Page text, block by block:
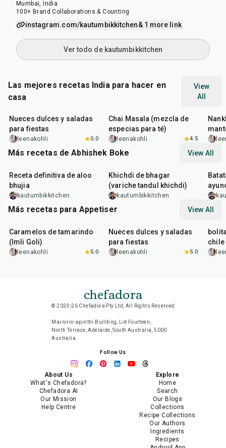
Mumbai, India
100+ Brand Collaborations & Counting
instagram.com/kautumbikkitchen& 1 more link
Ver todo de kautumbikkitchen
Las mejores recetas India para hacer en
casa
View
All
15min
Nueces dulces y saladas
para fiestas
leenakohli 5.0
Chai Masala (mezcla de
especias para té)
leenakohli 4.5
Más recetas de Abhishek Boke View All
Receta definitiva de aloo
bhujia
kautumbikkitchen
Khichdi de bhagar
(variche tandul khichdi)
kautumbikkitchen
Más recetas para Appetiser View All
Caramelos de tamarindo
(Imli Goli)
leenakohli 5.0
Nueces dulces y saladas
para fiestas
leenakohli 5.0
chile
chefadora
© 2023-26 Chefadora Pty Ltd, All Rights Reserved
Marnirni-apinthi Building, Lot Fourteen,
North Terrace, Adelaide, South Australia, 5000
Australia
Follow Us
About Us
What's Chefadora?
Chefadora AI
Our Mission
Help Centre
Explore
Home
Search
Our Blogs
Collections
Recipe Collections
Our Authors
Ingredients
Recipes